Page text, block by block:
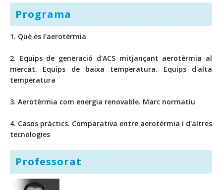
Programa
1. Què és l'aerotèrmia
2. Equips de generació d'ACS mitjançant aerotèrmia al
mercat. Equips de baixa temperatura. Equips d'alta
temperatura
3. Aerotèrmia com energia renovable. Marc normatiu
4. Casos pràctics. Comparativa entre aerotèrmia i d'altres
tecnologies
Professorat